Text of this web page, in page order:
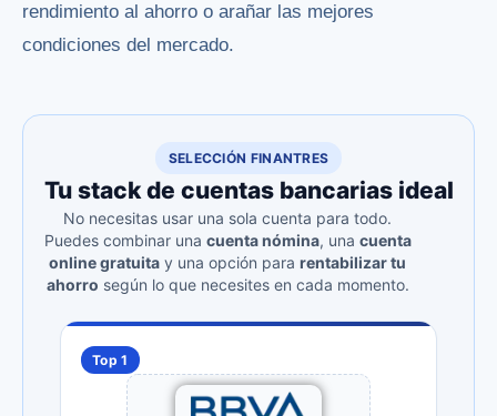
rendimiento al ahorro o arañar las mejores
condiciones del mercado.
SELECCIÓN FINANTRES
Tu stack de cuentas bancarias ideal
No necesitas usar una sola cuenta para todo.
Puedes combinar una cuenta nómina, una cuenta
online gratuita y una opción para rentabilizar tu
ahorro según lo que necesites en cada momento.
Top 1